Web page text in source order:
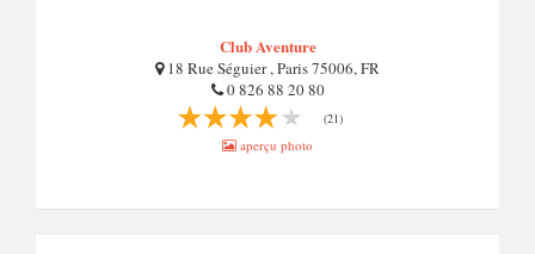
Club Aventure
18 Rue Séguier , Paris 75006, FR
0 826 88 20 80
(21)
aperçu photo